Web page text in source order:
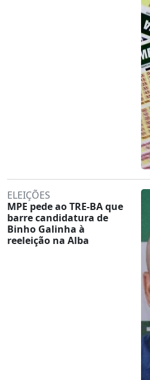
ELEIÇÕES
MPE pede ao TRE-BA que
barre candidatura de
Binho Galinha à
reeleição na Alba